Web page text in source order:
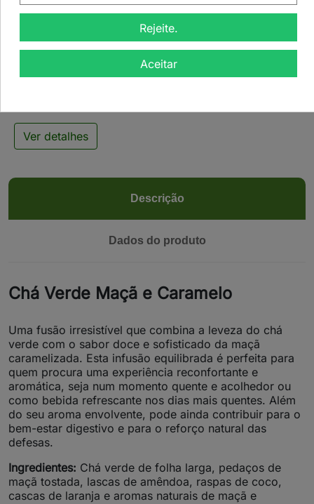
Chá Verde Maçã e
Ver detalhes
Descrição
Dados do produto
Chá Verde Maçã e Caramelo
Uma fusão irresistível que combina a leveza do chá
verde com o sabor doce e sofisticado da maçã
caramelizada. Esta infusão equilibrada é perfeita para
quem procura uma experiência reconfortante e
aromática, seja num momento quente e acolhedor ou
como bebida refrescante nos dias mais quentes. Além
do seu aroma envolvente, pode ainda contribuir para o
bem-estar digestivo e para o reforço natural das
defesas.
Ingredientes: Chá verde de folha larga, pedaços de
maçã tostada, lascas de amêndoa, raspas de coco,
cascas de laranja e aromas naturais de maçã e
Rejeite.
Aceitar